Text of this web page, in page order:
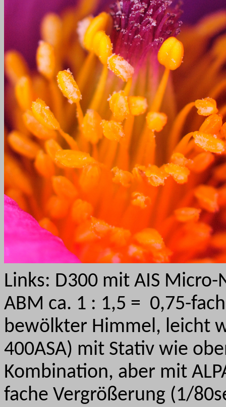
Links: D300 mit AIS
ABM ca. 1 : 1,5 = 0,75-
bewölkter Himmel, leicht
400ASA) mit Stativ wie
Kombination, aber mit
fache Vergrößerung (1/